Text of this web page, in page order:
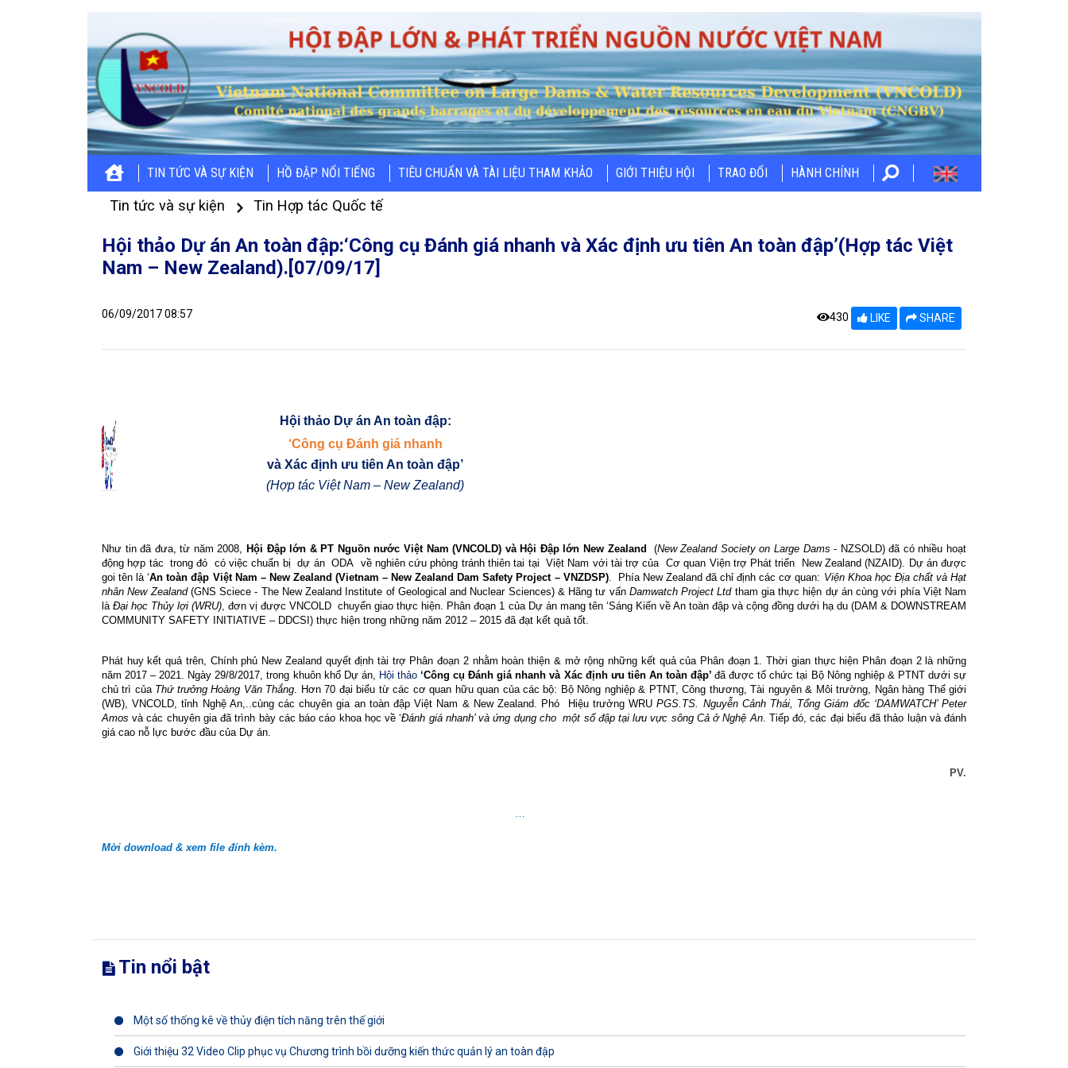
TIN TỨC VÀ SỰ KIỆN HỒ ĐẬP NỔI TIẾNG TIÊU CHUẨN VÀ TÀI LIỆU THAM KHẢO GIỚI THIỆU HỘI TRAO ĐỔI HÀNH CHÍNH
Tin tức và sự kiện Tin Hợp tác Quốc tế
Hội thảo Dự án An toàn đập:‘Công cụ Đánh giá nhanh và Xác định ưu tiên An toàn đập’(Hợp tác Việt
Nam – New Zealand).[07/09/17]
06/09/2017 08:57 430 LIKE SHARE
Hội thảo Dự án An toàn đập:
‘Công cụ Đánh giá nhanh
và Xác định ưu tiên An toàn đập’
(Hợp tác Việt Nam – New Zealand)
Như tin đã đưa, từ năm 2008, Hội Đập lớn & PT Nguồn nước Việt Nam (VNCOLD) và Hội Đập lớn New Zealand (New Zealand Society on Large Dams - NZSOLD) đã có nhiều hoạt
động hợp tác
trong đó có việc chuẩn bị dự án ODA về nghiên cứu phòng tránh thiên tai tại Việt Nam với tài trợ của Cơ quan Viện trợ Phát triển
New Zealand (NZAID). Dự án được
goi tên là ‘An toàn đập Việt Nam – New Zealand (Vietnam – New Zealand Dam Safety Project – VNZDSP). Phía New Zealand đã chỉ định các cơ quan: Viện Khoa học Địa chất và Hạt
nhân New Zealand(GNS Sciece - The New Zealand Institute of Geological and Nuclear Sciences) & Hãng tư vấn Damwatch Project Ltd tham gia thực hiện dự án cùng với phía Việt Nam
làĐại học Thủy lợi (WRU), đơn vị được VNCOLD chuyển giao thực hiện. Phân đoạn 1 của Dự án mang tên ‘Sáng Kiến về An toàn đập và cộng đồng dưới hạ du (DAM & DOWNSTREAM
COMMUNITY SAFETY INITIATIVE – DDCSI) thực hiện trong những năm 2012 – 2015 đã đạt kết quả tốt.
Phát huy kết quả trên, Chính phủ New Zealand quyết định tài trợ Phân đoạn 2 nhằm hoàn thiện & mở rộng những kết quả của Phân đoạn 1. Thời gian thực hiện Phân đoạn 2 là những
năm 2017 – 2021. Ngày 29/8/2017, trong khuôn khổ Dự án, Hội thảo ‘Công cụ Đánh giá nhanh và Xác định ưu tiên An toàn đập’đã được tổ chức tại Bộ Nông nghiệp & PTNT dưới sự
chủ trì của Thứ trưởng Hoàng Văn Thắng. Hơn 70 đại biểu từ các cơ quan hữu quan của các bộ: Bộ Nông nghiệp & PTNT, Công thương, Tài nguyên & Môi trường, Ngân hàng Thế giới
(WB), VNCOLD, tỉnh Nghệ An,..cùng các chuyên gia an toàn đập Việt Nam & New Zealand. Phó Hiệu trưởng WRUPGS.TS. Nguyễn Cảnh Thái, Tổng Giám đốc ‘DAMWATCH’ Peter
Amos và các chuyên gia đã trình bày các báo cáo khoa học về ‘Đánh giá nhanh’ và ứng dụng cho một số đập tại lưu vực sông Cả ở Nghệ An. Tiếp đó, các đại biểu đã thảo luận và đánh
giá cao nỗ lực bước đầu của Dự án.
PV.
…
Mời download & xem file đính kèm.
Tin nổi bật
Một số thống kê về thủy điện tích năng trên thế giới
Giới thiệu 32 Video Clip phục vụ Chương trình bồi dưỡng kiến thức quản lý an toàn đập